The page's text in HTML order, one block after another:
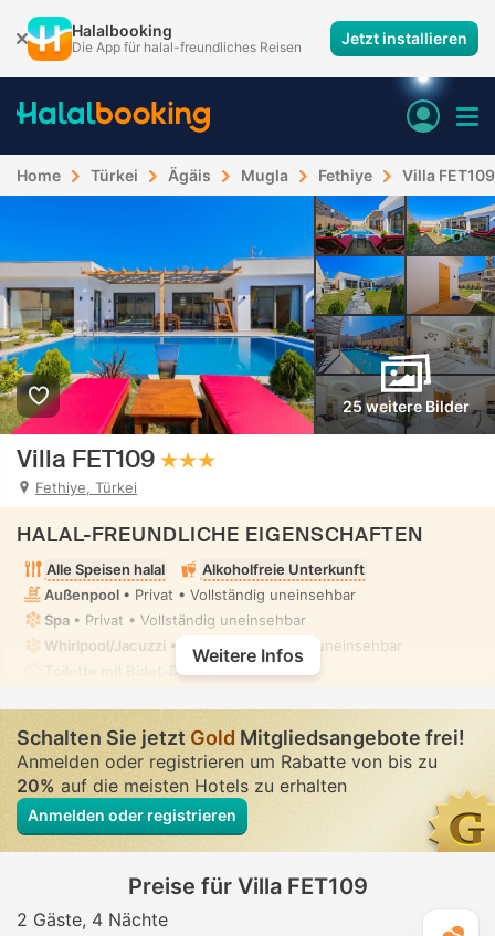
Halalbooking
Die App für halal-freundliches Reisen Jetzt installieren
Home Türkei Ägäis Mugla Fethiye Villa FET109
25 weitere Bilder
Villa FET109
Fethiye, Türkei
HALAL-FREUNDLICHE EIGENSCHAFTEN
Alle Speisen halal
Alkoholfreie Unterkunft
Außenpool • Privat • Vollständig uneinsehbar
Spa • Privat • Vollständig uneinsehbar
Whirlpool/Jacuzzi • Privat • Vollständig uneinsehbar
Toilette mit Bidet-Düse
Weitere Infos
Schalten Sie jetztGold Mitgliedsangebote frei!
Anmelden oder registrieren um Rabatte von bis zu
20%auf die meisten Hotels zu erhalten
Anmelden oder registrieren
Preise für Villa FET109
2 Gäste 4 Nächte